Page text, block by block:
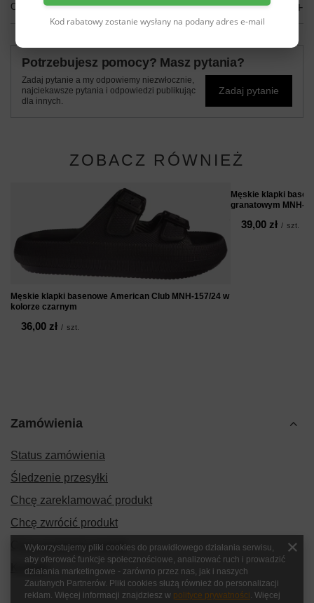
OPINIE (0)
Potrzebujesz pomocy? Masz pytania?
Zadaj pytanie a my odpowiemy niezwłocznie,
najciekawsze pytania i odpowiedzi publikując
dla innych.
Zadaj pytanie
ZOBACZ RÓWNIEŻ
Męskie klapki basenowe American Club MNH-157/24 w
kolorze czarnym
36,00 zł / szt.
Męskie klapki
granatowym MNH-
39,00 zł / szt.
Zamówienia
Status zamówienia
Śledzenie przesyłki
Chcę zareklamować produkt
Chcę zwrócić produkt
Chcę wymienić produkt
Kontakt
Kod rabatowy zostanie wysłany na podany adres e-mail
Wykorzystujemy pliki cookies do prawidłowego działania serwisu,
aby oferować funkcje społecznościowe, analizować ruch i prowadzić
działania marketingowe - zarówno przez nas, jak i naszych
Zaufanych Partnerów. Pliki cookies służą również do personalizacji
reklam. Więcej informacji znajdziesz w polityce prywatności. Więcej